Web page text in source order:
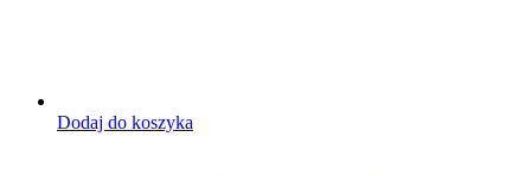
Dodaj do koszyka